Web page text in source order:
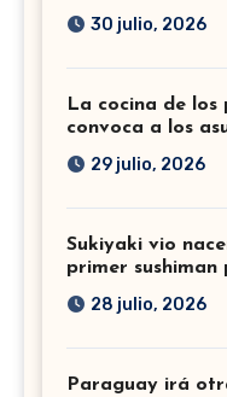
30 julio, 2026
La cocina de los
convoca a los
29 julio, 2026
Sukiyaki vio
primer sushiman
28 julio, 2026
Paraguay irá